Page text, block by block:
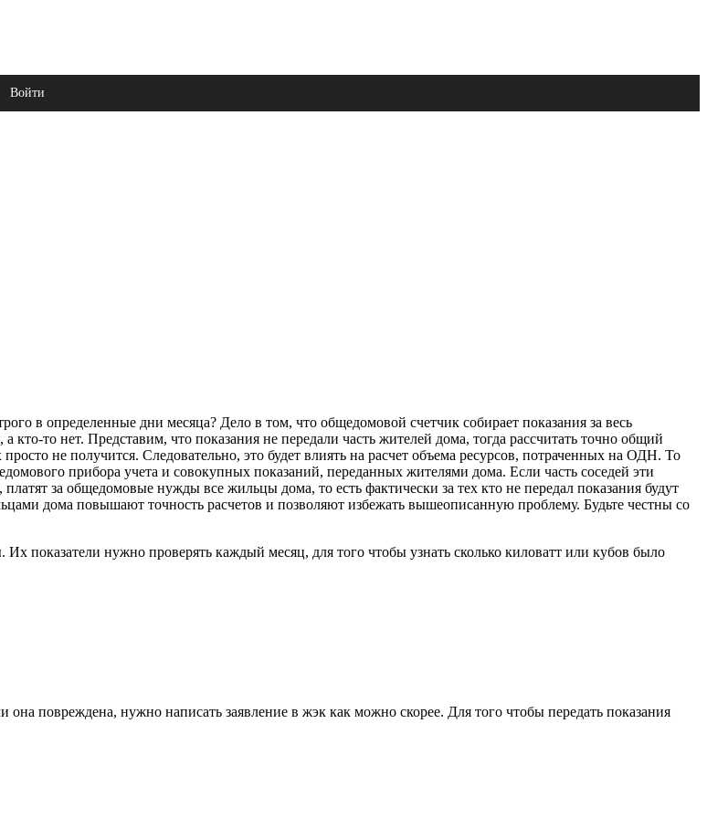
Войти
в определенные дни месяца? Дело в том, что общедомовой счетчик собирает показания за весь
кто-то нет. Представим, что показания не передали часть жителей дома, тогда рассчитать точно общий
не получится. Следовательно, это будет влиять на расчет объема ресурсов, потраченных на ОДН. То
прибора учета и совокупных показаний, переданных жителями дома. Если часть соседей эти
за общедомовые нужды все жильцы дома, то есть фактически за тех кто не передал показания будут
дома повышают точность расчетов и позволяют избежать вышеописанную проблему. Будьте честны со
показатели нужно проверять каждый месяц, для того чтобы узнать сколько киловатт или кубов было
повреждена, нужно написать заявление в жэк как можно скорее. Для того чтобы передать показания